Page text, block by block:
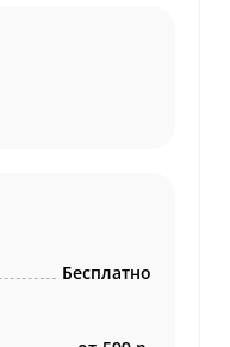
Бесплатно